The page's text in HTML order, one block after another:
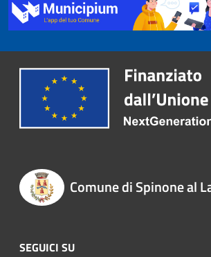
Comune di Spinone al
SEGUICI SU